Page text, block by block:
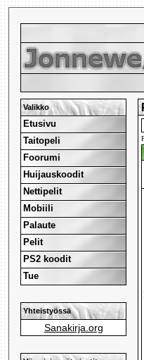
Valikko
Etusivu
Taitopeli
Foorumi
Huijauskoodit
Nettipelit
Mobiili
Palaute
Pelit
PS2 koodit
Tue
Yhteistyössä
Sanakirja.org